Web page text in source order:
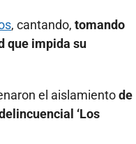
, cantando, tomando
que impida su
el aislamientode
‘Los